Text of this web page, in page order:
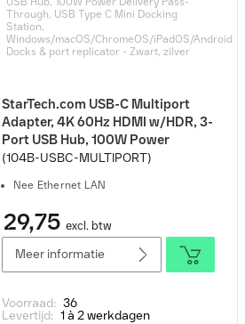
StarTech.com USB-C Multiport
Adapter, 4K 60Hz HDMI w/HDR, 3-
Port USB Hub, 100W Power
Delivery Pass-Through, USB Type
Windows/macOS/ChromeOS/iPadOS/
Docks & port replicator - Zwart,
zilver
(104B-USBC-MULTIPORT)
Nee Ethernet LAN
29,75 excl. btw
Meer informatie
Voorraad: 36
Levertijd: 1 à 2 werkdagen